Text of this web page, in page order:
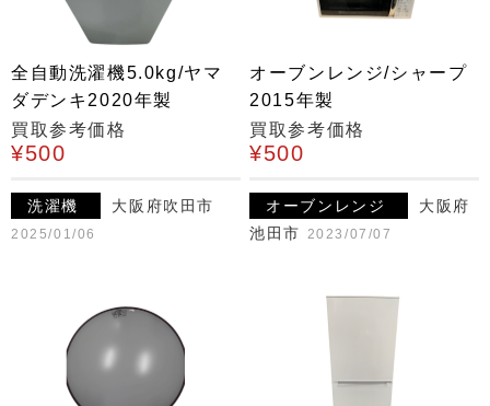
全自動洗濯機5.0kg/ヤマ
ダデンキ2020年製
買取参考価格
¥500
洗濯機 大阪府吹田市
2025/01/06
オーブンレンジ/シャープ
2015年製
買取参考価格
¥500
オーブンレンジ
大阪府
池田市 2023/07/07